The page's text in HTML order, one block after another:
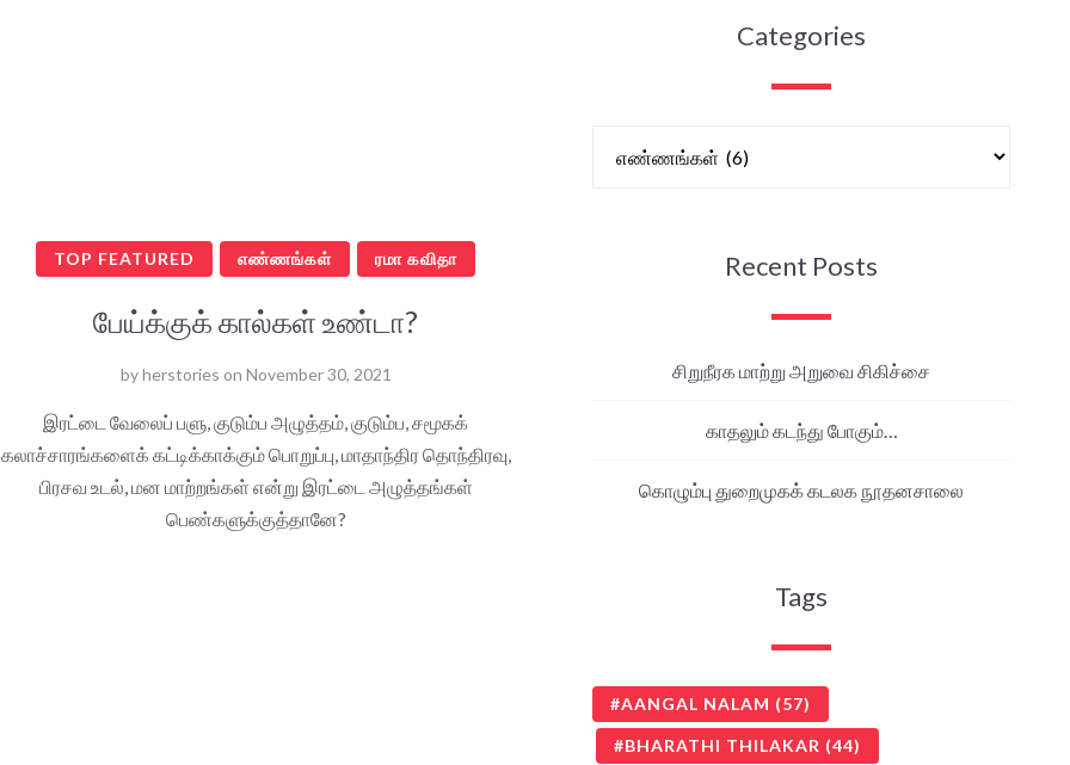
TOP FEATURED எண்ணங்கள் ரமா கவிதா
பேய்க்குக் கால்கள் உண்டா?
byherstories on November 30, 2021
இரட்டை வேலைப் பளு, குடும்ப அழுத்தம், குடும்ப, சமூகக்
கலாச்சாரங்களைக் கட்டிக்காக்கும் பொறுப்பு, மாதாந்திர தொந்திரவு,
பிரசவ உடல், மன மாற்றங்கள் என்று இரட்டை அழுத்தங்கள்
பெண்களுக்குத்தானே?
Categories
Recent Posts
சிறுநீரக மாற்று அறுவை சிகிச்சை
காதலும் கடந்து போகும்…
கொழும்பு துறைமுகக் கடலக நூதனசாலை
Tags
AANGAL NALAM (57)
BHARATHI THILAKAR (44)